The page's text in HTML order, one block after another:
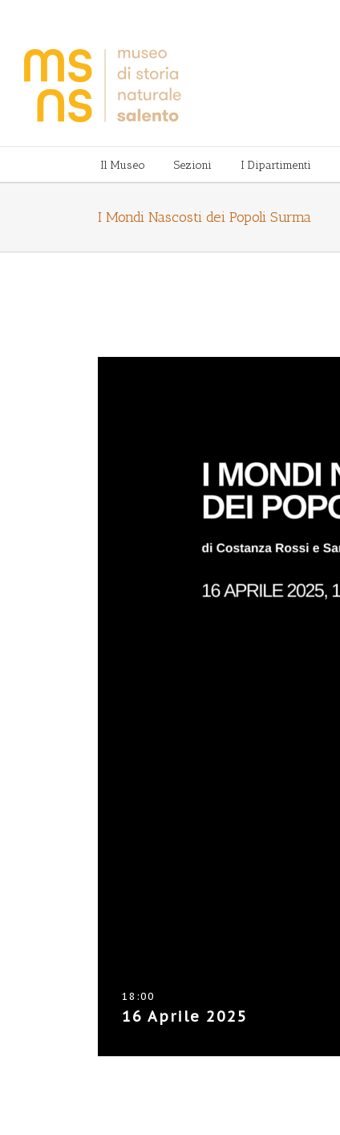
Il Museo Sezioni I Dipartimenti
I Mondi Nascosti dei Popoli Surma
18:00
16 Aprile 2025